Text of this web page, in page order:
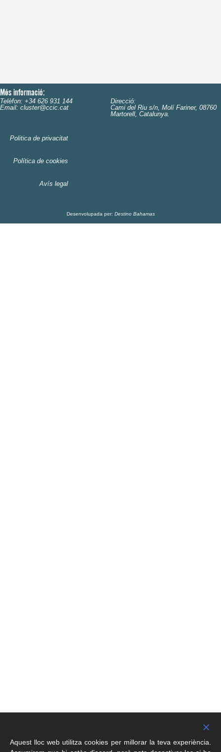
Més informació:
Telèfon: +34 626 931 144
Email: cluster@ccic.cat
Direcció:
Cami del Riu s/n, Molí Fariner, 08760
Martorell, Catalunya.
Politica de privacitat
Política de cookies
Avís legal
Desenvolupada per: Destino Bahamas
Aquest lloc web utilitza cookies per millorar la teva experiència.